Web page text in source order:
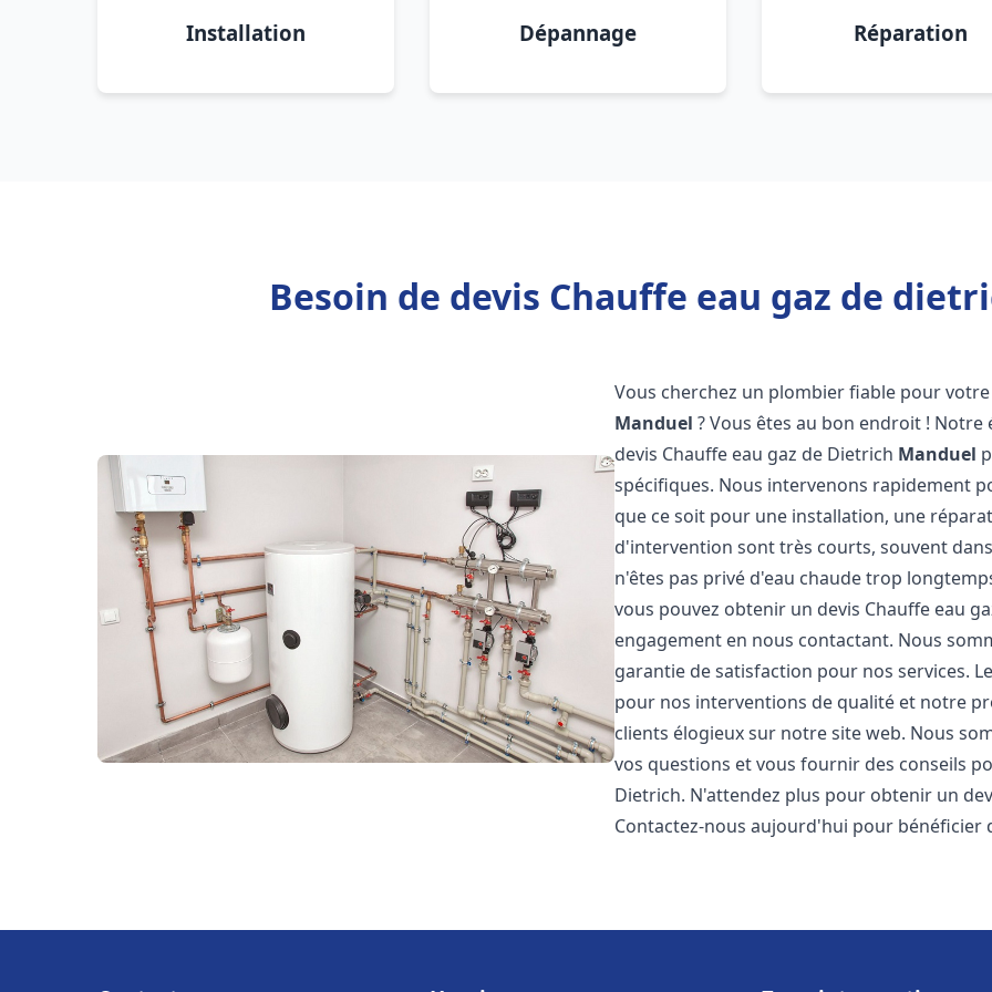
Installation Dépannage Réparation
Besoin de devis Chauffe eau gaz de
Vous cherchez un plombier fiable pour
Manduel ? Vous êtes au bon endroit !
devis Chauffe eau gaz de Dietrich Manduel
spécifiques. Nous intervenons rapidement
que ce soit pour une installation, une
d'intervention sont très courts, souvent
n'êtes pas privé d'eau chaude trop
vous pouvez obtenir un devis Chauffe eau
engagement en nous contactant. Nous
garantie de satisfaction pour nos services.
pour nos interventions de qualité et notre
clients élogieux sur notre site web. Nous
vos questions et vous fournir des conseils
Dietrich. N'attendez plus pour obtenir un
Contactez-nous aujourd'hui pour bénéficier